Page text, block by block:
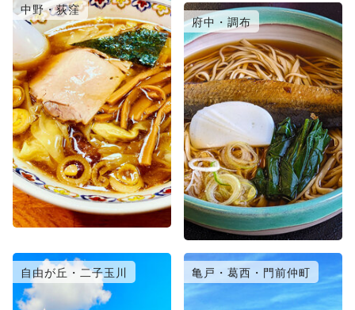
中野・荻窪
日暮里・北千住
府中・調布
自由が丘・二子玉川 亀戸・葛西・門前仲町